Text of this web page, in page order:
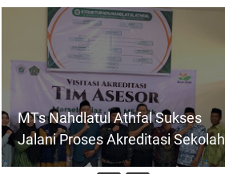
MTs Nahdlatul Athfal Sukses
Jalani Proses Akreditasi Sekolah